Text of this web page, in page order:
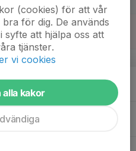
(cookies) för att vår
för dig. De används
syfte att hjälpa oss att
tjänster.
vi cookies
alla kakor